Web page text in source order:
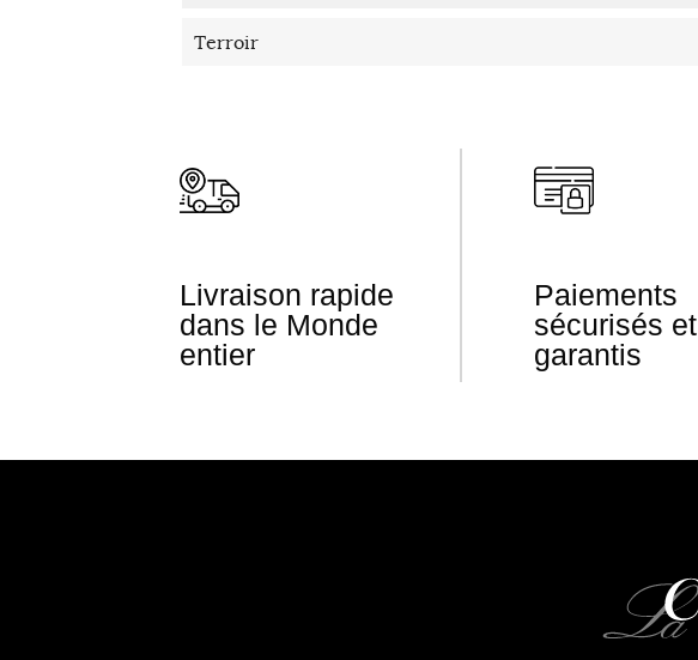
Terroir
Livraison rapide
dans le Monde
entier
Paiements
sécurisés et
garantis